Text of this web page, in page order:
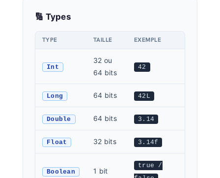
🔢 Types
TYPE TAILLE EXEMPLE
Int
32 ou
64 bits
42
Long 64 bits 42L
Double 64 bits 3.14
Float 32 bits 3.14f
Boolean 1 bit
true /